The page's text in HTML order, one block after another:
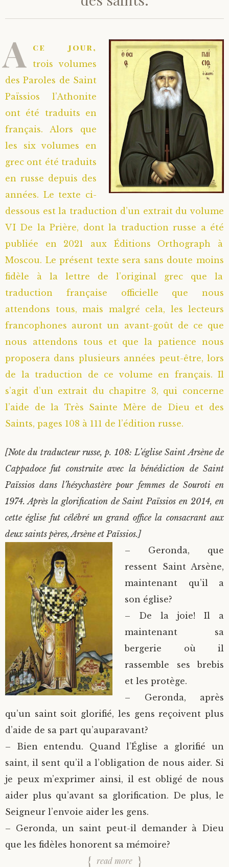
Saint Hilarion (Troïtski)
Saint Jean de Kronstadt
Saint Laurent de Tchernigov
Saint Nikon d’Optina
Saint Seraphim de Sarov
Saint Seraphim de Vyritsa
Saint Serge de Radonège
Saint Siméon (Jelnine)
Saint Sophrony l’Athonite
Sainte Xenia
Sainte Matrone de Moscou
Saint Spyridon
Métropolite Zénobe (Majouga)
Archimandrite Adrien (Kirsanov)
Archimandrite Alipi (Voronov)
Archimandrite Andronique (Loukach)
Archimandrite Athénogène (Agapov)
Higoumène Boris (Kramtsov)
Bienheureuses et Staritsas
Bienheureuse Lioubouchka
Bienheureuse Maria Ivanovna
Staritsa Marie Makovkine
Natalia de Vyritsa
Staritsa Anastasia
Geronda Grigorios de Dochiariou
Archimandrite Hippolyte (Khaline)
Archimandrite Lazare (Abachidzé)
Geronda Arsenios le Spiléote
Gerondissa Makrina (Vassopoulou)
Archimandrite Nathanaël (Pospelov)
Père Héliodore
Entretiens
Famille spirituelle
Portraits
A ce jour,
trois volumes
des Paroles de Saint
Païssios l’Athonite
ont été traduits en
français. Alors que
les six volumes en
grec ont été traduits
en russe depuis des
années. Le texte ci-
dessous est la traduction d’un extrait du volume
VI De la Prière, dont la traduction russe a été
publiée en 2021 aux Éditions Orthograph à
Moscou. Le présent texte sera sans doute moins
fidèle à la lettre de l’original grec que la
traduction française officielle que nous
attendons tous, mais malgré cela, les lecteurs
francophones auront un avant-goût de ce que
nous attendons tous et que la patience nous
proposera dans plusieurs années peut-être, lors
de la traduction de ce volume en français. Il
s’agit d’un extrait du chapitre 3, qui concerne
l’aide de la Très Sainte Mère de Dieu et des
Saints, pages 108 à 111 de l’édition russe.
[Note du traducteur russe, p. 108: L’église Saint Arsène de
Cappadoce fut construite avec la bénédiction de Saint
Païssios dans l’hésychastère pour femmes de Souroti en
1974. Après la glorification de Saint Païssios en 2014, en
cette église fut célébré un grand office la consacrant aux
deux saints pères, Arsène et Païssios.]
– Geronda, que
ressent Saint Arsène,
maintenant qu’il a
son église?
– De la joie! Il a
maintenant sa
bergerie où il
rassemble ses brebis
et les protège.
– Geronda, après
qu’un saint soit glorifié, les gens reçoivent plus
d’aide de sa part qu’auparavant?
– Bien entendu. Quand l’Église a glorifié un
saint, il sent qu’il a l’obligation de nous aider. Si
je peux m’exprimer ainsi, il est obligé de nous
aider plus qu’avant sa glorification. De plus, le
Seigneur l’envoie aider les gens.
– Geronda, un saint peut-il demander à Dieu
que les fidèles honorent sa mémoire?
read more